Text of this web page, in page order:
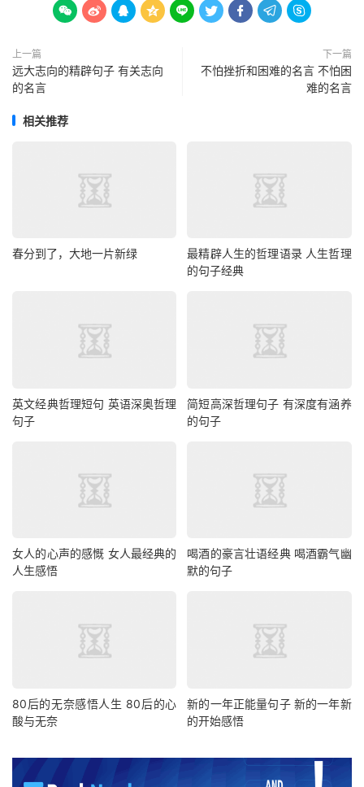
        
上一篇
远大志向的精辟句子 有关志向
的名言
下一篇
不怕挫折和困难的名言 不怕困
难的名言
相关推荐
春分到了，大地一片新绿
最精辟人生的哲理语录 人生哲理
的句子经典
英文经典哲理短句 英语深奥哲理
句子
简短高深哲理句子 有深度有涵养
的句子
女人的心声的感慨 女人最经典的
人生感悟
喝酒的豪言壮语经典 喝酒霸气幽
默的句子
80后的无奈感悟人生 80后的心
酸与无奈
新的一年正能量句子 新的一年新
的开始感悟